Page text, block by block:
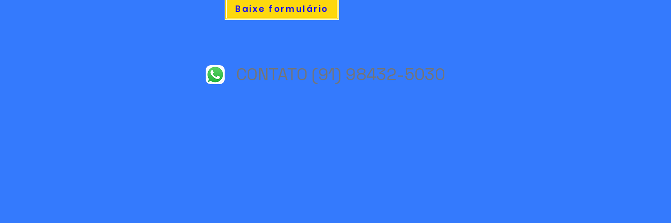
Baixe formulário
CONTATO (91) 98432-5030